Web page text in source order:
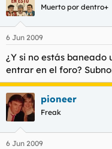
Muerto por dentro+
6 Jun 2009
¿Y si no estás
entrar en el foro?
pioneer
Freak
6 Jun 2009